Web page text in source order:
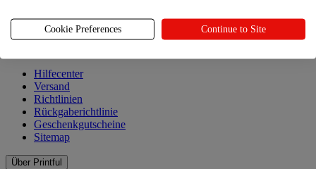
Ressourcen
Hilfecenter
Versand
Richtlinien
Rückgaberichtlinie
Geschenkgutscheine
Sitemap
Über Printful
Cookie Preferences Continue to Site